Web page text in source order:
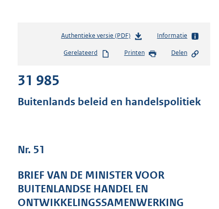
Authentieke versie (PDF)b
s
s
e
:
4
Informatie
Gerelateerd Printen Delen
31 985
Buitenlands beleid en handelspolitiek
Nr. 51
BRIEF VAN DE MINISTER VOOR
BUITENLANDSE HANDEL EN
ONTWIKKELINGSSAMENWERKING